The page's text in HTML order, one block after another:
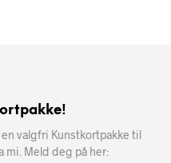
valgfri Kunstkortpakke til
mi. Meld deg på her: